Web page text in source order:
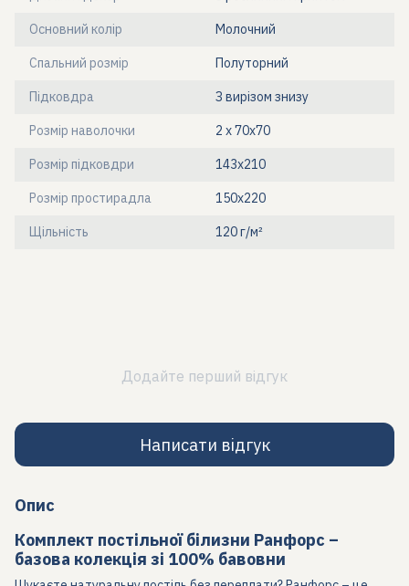
Основний колір Молочний
Спальний розмір Полуторний
Підковдра З вирізом знизу
Розмір наволочки 2 х 70х70
Розмір підковдри 143x210
Розмір простирадла 150х220
Щільність 120 г/м²
Додайте перший відгук
Написати відгук
Опис
Комплект постільної білизни Ранфорс –
базова колекція зі 100% бавовни